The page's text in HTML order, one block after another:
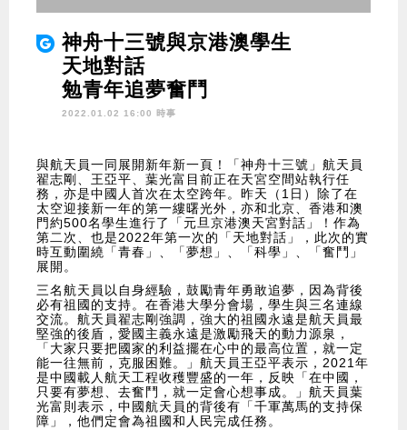
神舟十三號與京港澳學生
天地對話
勉青年追夢奮鬥
2022.01.02 16:00 時事
與航天員一同展開新年新一頁！「神舟十三號」航天員
翟志剛、王亞平、葉光富目前正在天宮空間站執行任
務，亦是中國人首次在太空跨年。昨天（1日）除了在
太空迎接新一年的第一縷曙光外，亦和北京、香港和澳
門約500名學生進行了「元旦京港澳天宮對話」！作為
第二次、也是2022年第一次的「天地對話」，此次的實
時互動圍繞「青春」、「夢想」、「科學」、「奮鬥」
展開。
三名航天員以自身經驗，鼓勵青年勇敢追夢，因為背後
必有祖國的支持。在香港大學分會場，學生與三名連線
交流。航天員翟志剛強調，強大的祖國永遠是航天員最
堅強的後盾，愛國主義永遠是激勵飛天的動力源泉，
「大家只要把國家的利益擺在心中的最高位置，就一定
能一往無前，克服困難。」航天員王亞平表示，2021年
是中國載人航天工程收穫豐盛的一年，反映「在中國，
只要有夢想、去奮鬥，就一定會心想事成。」航天員葉
光富則表示，中國航天員的背後有「千軍萬馬的支持保
障」，他們定會為祖國和人民完成任務。